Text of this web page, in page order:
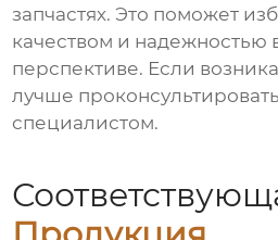
запчастях. Это поможет
качеством и надежностью
перспективе. Если
лучше
специалистом.